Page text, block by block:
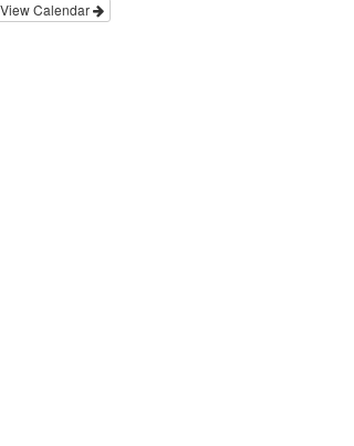
View Calendar